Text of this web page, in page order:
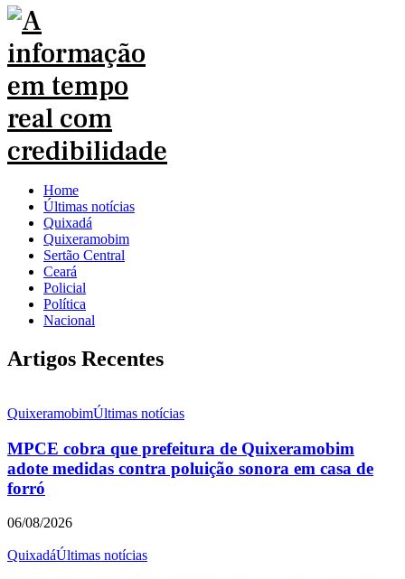
Home
Últimas notícias
Quixadá
Quixeramobim
Sertão Central
Ceará
Policial
Política
Nacional
Artigos Recentes
QuixeramobimÚltimas notícias
MPCE cobra que prefeitura de Quixeramobim
adote medidas contra poluição sonora em casa de
forró
06/08/2026
QuixadáÚltimas notícias